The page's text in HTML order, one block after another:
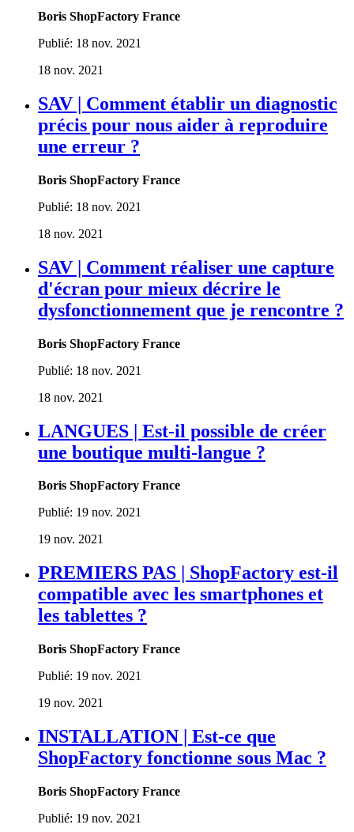
Boris ShopFactory France
Publié: 18 nov. 2021
18 nov. 2021
SAV | Comment établir un diagnostic
précis pour nous aider à reproduire
une erreur ?
Boris ShopFactory France
Publié: 18 nov. 2021
18 nov. 2021
SAV | Comment réaliser une capture
d'écran pour mieux décrire le
dysfonctionnement que je rencontre ?
Boris ShopFactory France
Publié: 18 nov. 2021
18 nov. 2021
LANGUES | Est-il possible de créer
une boutique multi-langue ?
Boris ShopFactory France
Publié: 19 nov. 2021
19 nov. 2021
PREMIERS PAS | ShopFactory est-il
compatible avec les smartphones et
les tablettes ?
Boris ShopFactory France
Publié: 19 nov. 2021
19 nov. 2021
INSTALLATION | Est-ce que
ShopFactory fonctionne sous Mac ?
Boris ShopFactory France
Publié: 19 nov. 2021